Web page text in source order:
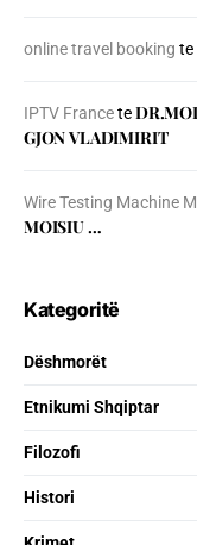
online travel booking te
IPTV Francete
GJON VLADIMIRIT
Wire Testing Machine
MOISIU …
Kategoritë
Dëshmorët
Etnikumi Shqiptar
Filozofi
Histori